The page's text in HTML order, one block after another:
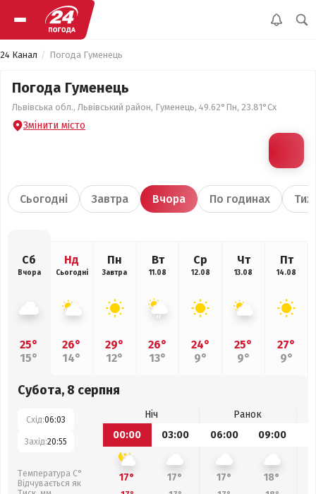
24 Канал Погода Гуменець
Погода Гуменець
Львівська обл., Львівський район, Гуменець, 49.62°Пн, 23.81°Сх
Змінити місто
Сьогодні Завтра Вчора По годинах
Сб
Вчора
25°
15°
Нд
Сьогодні
26°
14°
Пн
Завтра
29°
12°
Вт
11.08
26°
13°
Ср
12.08
24°
9°
Чт
13.08
25°
9°
Пт
14.08
27°
9°
Субота, 8 серпня
Схід:06:03
Захід:20:55
Температура С°
Відчувається як
Ніч
Ранок
00:00
03:00 06:00 09:00
17° 17° 17° 18°